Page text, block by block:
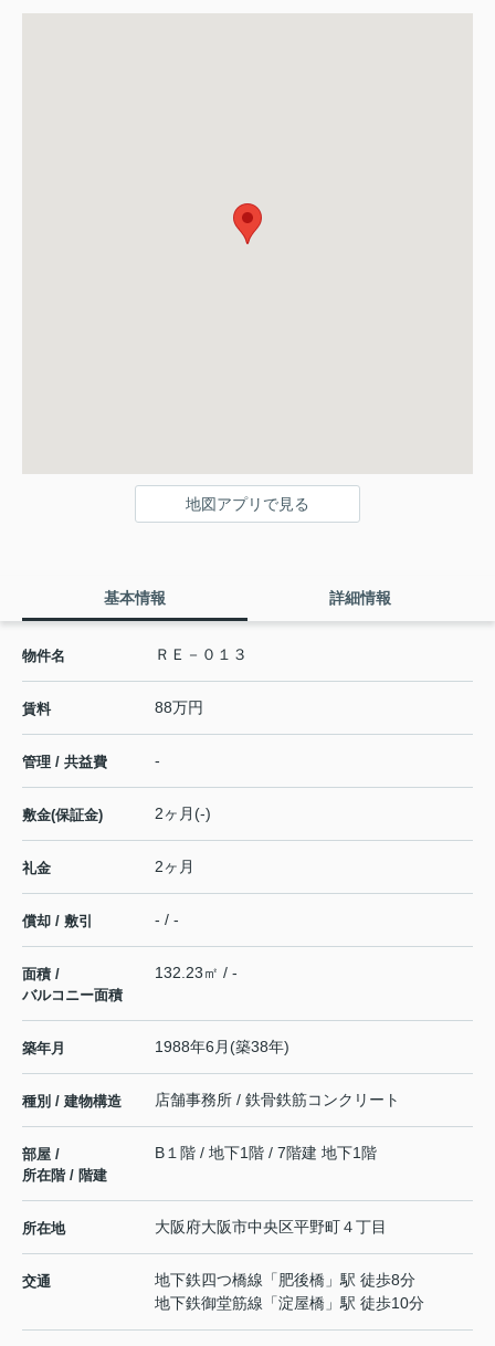
地図アプリで見る
基本情報 詳細情報
物件名 ＲＥ－０１３
賃料 88万円
管理 / 共益費 -
敷金(保証金) 2ヶ月(-)
礼金 2ヶ月
償却 / 敷引 - / -
面積 /
バルコニー面積
132.23㎡ / -
築年月 1988年6月(築38年)
種別 / 建物構造 店舗事務所 / 鉄骨鉄筋コンクリート
部屋 /
所在階 / 階建
B１階 / 地下1階 / 7階建 地下1階
所在地 大阪府大阪市中央区平野町４丁目
交通 地下鉄四つ橋線 「 肥後橋 」駅 徒歩8分
地下鉄御堂筋線 「淀屋橋 」駅 徒歩10分